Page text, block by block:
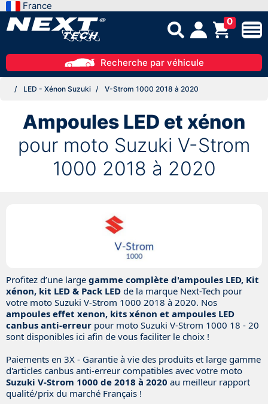
France
0
Recherche par véhicule
LED - Xénon Suzuki V-Strom 1000 2018 à 2020
Ampoules LED et xénon
pour moto Suzuki V-Strom
1000 2018 à 2020
Profitez d’une large gamme complète d'ampoules LED, Kit
xénon, kit LED & Pack LED de la marque Next-Tech pour
votre moto Suzuki V-Strom 1000 2018 à 2020. Nos
ampoules effet xenon, kits xénon et ampoules LED
canbus anti-erreur pour moto Suzuki V-Strom 1000 18 - 20
sont disponibles ici afin de vous faciliter le choix !
Paiements en 3X - Garantie à vie des produits et large gamme
d'articles canbus anti-erreur compatibles avec votre moto
Suzuki V-Strom 1000 de 2018 à 2020 au meilleur rapport
qualité/prix du marché Français !